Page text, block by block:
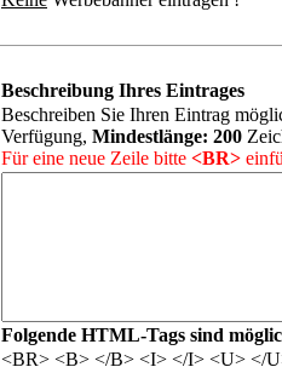
Beschreibung Ihres Eintrages
Beschreiben Sie Ihren Eintrag
Verfügung, Mindestlänge: 200
Für eine neue Zeile bitte <BR>
Folgende HTML-Tags sind
<BR> <B> </B> <I> </I> <U> </